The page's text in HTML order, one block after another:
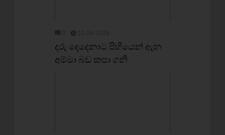
දරු දෙදෙනාට පිහියෙන් ඇන
අම්මා බඩ කපා ගනී